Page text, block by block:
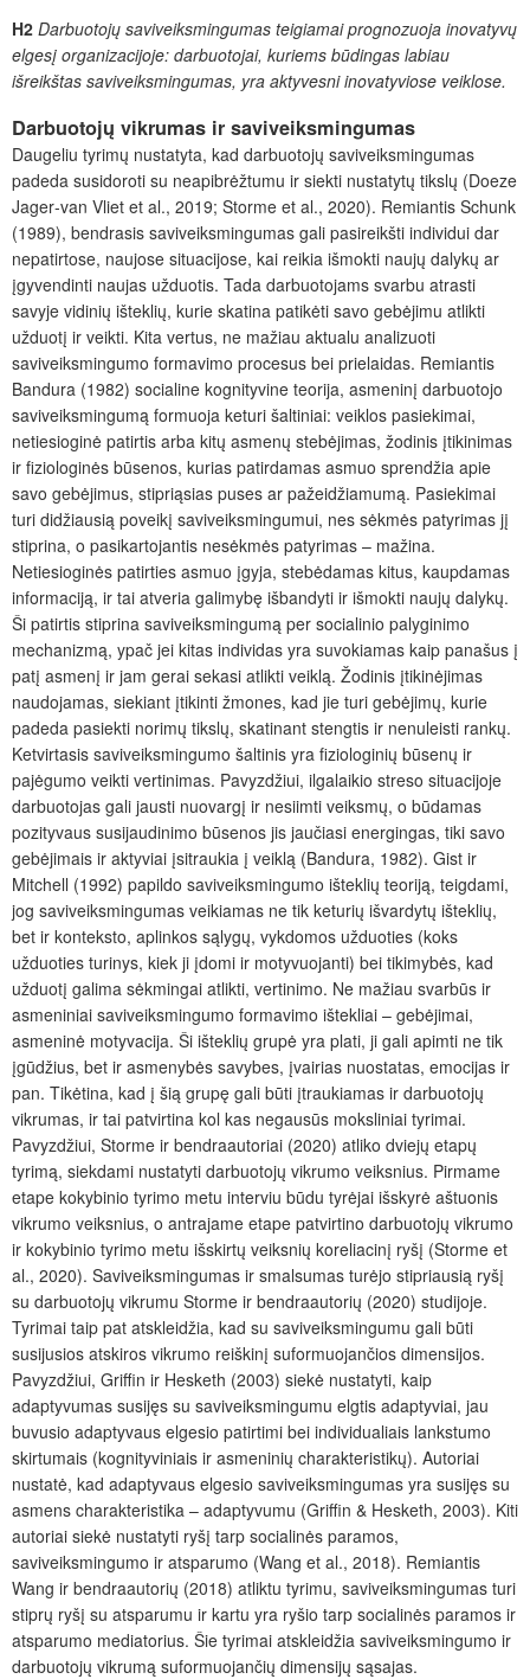
H2 Darbuotojų saviveiksmingumas teigiamai prognozuoja inovatyvų
elgesį organizacijoje: darbuotojai, kuriems būdingas labiau
išreikštas saviveiksmingumas, yra aktyvesni inovatyviose veiklose.
Darbuotojų vikrumas ir saviveiksmingumas
Daugeliu tyrimų nustatyta, kad darbuotojų saviveiksmingumas
padeda susidoroti su neapibrėžtumu ir siekti nustatytų tikslų (Doeze
Jager‐van Vliet et al., 2019; Storme et al., 2020). Remiantis Schunk
(1989), bendrasis saviveiksmingumas gali pasireikšti individui dar
nepatirtose, naujose situacijose, kai reikia išmokti naujų dalykų ar
įgyvendinti naujas užduotis. Tada darbuotojams svarbu atrasti
savyje vidinių išteklių, kurie skatina patikėti savo gebėjimu atlikti
užduotį ir veikti. Kita vertus, ne mažiau aktualu analizuoti
saviveiksmingumo formavimo procesus bei prielaidas. Remiantis
Bandura (1982) socialine kognityvine teorija, asmeninį darbuotojo
saviveiksmingumą formuoja keturi šaltiniai: veiklos pasiekimai,
netiesioginė patirtis arba kitų asmenų stebėjimas, žodinis įtikinimas
ir fiziologinės būsenos, kurias patirdamas asmuo sprendžia apie
savo gebėjimus, stipriąsias puses ar pažeidžiamumą. Pasiekimai
turi didžiausią poveikį saviveiksmingumui, nes sėkmės patyrimas jį
stiprina, o pasikartojantis nesėkmės patyrimas – mažina.
Netiesioginės patirties asmuo įgyja, stebėdamas kitus, kaupdamas
informaciją, ir tai atveria galimybę išbandyti ir išmokti naujų dalykų.
Ši patirtis stiprina saviveiksmingumą per socialinio palyginimo
mechanizmą, ypač jei kitas individas yra suvokiamas kaip panašus į
patį asmenį ir jam gerai sekasi atlikti veiklą. Žodinis įtikinėjimas
naudojamas, siekiant įtikinti žmones, kad jie turi gebėjimų, kurie
padeda pasiekti norimų tikslų, skatinant stengtis ir nenuleisti rankų.
Ketvirtasis saviveiksmingumo šaltinis yra fiziologinių būsenų ir
pajėgumo veikti vertinimas. Pavyzdžiui, ilgalaikio streso situacijoje
darbuotojas gali jausti nuovargį ir nesiimti veiksmų, o būdamas
pozityvaus susijaudinimo būsenos jis jaučiasi energingas, tiki savo
gebėjimais ir aktyviai įsitraukia į veiklą (Bandura, 1982). Gist ir
Mitchell (1992) papildo saviveiksmingumo išteklių teoriją, teigdami,
jog saviveiksmingumas veikiamas ne tik keturių išvardytų išteklių,
bet ir konteksto, aplinkos sąlygų, vykdomos užduoties (koks
užduoties turinys, kiek ji įdomi ir motyvuojanti) bei tikimybės, kad
užduotį galima sėkmingai atlikti, vertinimo. Ne mažiau svarbūs ir
asmeniniai saviveiksmingumo formavimo ištekliai – gebėjimai,
asmeninė motyvacija. Ši išteklių grupė yra plati, ji gali apimti ne tik
įgūdžius, bet ir asmenybės savybes, įvairias nuostatas, emocijas ir
pan. Tikėtina, kad į šią grupę gali būti įtraukiamas ir darbuotojų
vikrumas, ir tai patvirtina kol kas negausūs moksliniai tyrimai.
Pavyzdžiui, Storme ir bendraautoriai (2020) atliko dviejų etapų
tyrimą, siekdami nustatyti darbuotojų vikrumo veiksnius. Pirmame
etape kokybinio tyrimo metu interviu būdu tyrėjai išskyrė aštuonis
vikrumo veiksnius, o antrajame etape patvirtino darbuotojų vikrumo
ir kokybinio tyrimo metu išskirtų veiksnių koreliacinį ryšį (Storme et
al., 2020). Saviveiksmingumas ir smalsumas turėjo stipriausią ryšį
su darbuotojų vikrumu Storme ir bendraautorių (2020) studijoje.
Tyrimai taip pat atskleidžia, kad su saviveiksmingumu gali būti
susijusios atskiros vikrumo reiškinį suformuojančios dimensijos.
Pavyzdžiui, Griffin ir Hesketh (2003) siekė nustatyti, kaip
adaptyvumas susijęs su saviveiksmingumu elgtis adaptyviai, jau
buvusio adaptyvaus elgesio patirtimi bei individualiais lankstumo
skirtumais (kognityviniais ir asmeninių charakteristikų). Autoriai
nustatė, kad adaptyvaus elgesio saviveiksmingumas yra susijęs su
asmens charakteristika – adaptyvumu (Griffin & Hesketh, 2003). Kiti
autoriai siekė nustatyti ryšį tarp socialinės paramos,
saviveiksmingumo ir atsparumo (Wang et al., 2018). Remiantis
Wang ir bendraautorių (2018) atliktu tyrimu, saviveiksmingumas turi
stiprų ryšį su atsparumu ir kartu yra ryšio tarp socialinės paramos ir
atsparumo mediatorius. Šie tyrimai atskleidžia saviveiksmingumo ir
darbuotojų vikrumą suformuojančių dimensijų sąsajas.